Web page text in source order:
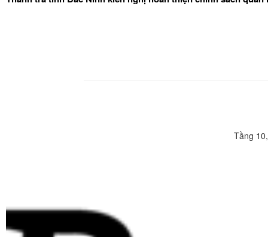
Tầng